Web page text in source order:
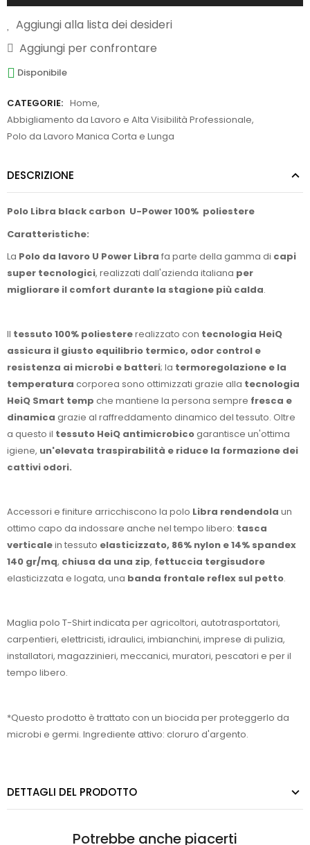
Aggiungi alla lista dei desideri
Aggiungi per confrontare
Disponibile
CATEGORIE: Home,
Abbigliamento da Lavoro e Alta Visibilità Professionale,
Polo da Lavoro Manica Corta e Lunga
DESCRIZIONE
Polo Libra black carbon U-Power 100% poliestere
Caratteristiche:
La Polo da lavoro U Power Libra fa parte della gamma di capi
super tecnologici, realizzati dall'azienda italiana per
migliorare il comfort durante la stagione più calda.
Il tessuto 100% poliestererealizzato con tecnologia HeiQ
assicura il giusto equilibrio termico, odor control e
resistenza ai microbi e batteri; la termoregolazione e la
temperatura corporea sono ottimizzati grazie alla tecnologia
HeiQ Smart temp che mantiene la persona sempre fresca e
dinamica grazie al raffreddamento dinamico del tessuto. Oltre
a questo il tessuto HeiQ antimicrobicogarantisce un'ottima
igiene, un'elevata traspirabilità e riduce la formazione dei
cattivi odori.
Accessori e finiture arricchiscono la polo Libra rendendola un
ottimo capo da indossare anche nel tempo libero: tasca
verticalein tessuto elasticizzato, 86% nylon e 14% spandex
140 gr/mq, chiusa da una zip, fettuccia tergisudore
elasticizzata e logata, una banda frontale reflex sul petto.
Maglia polo T-Shirt indicata per agricoltori, autotrasportatori,
carpentieri, elettricisti, idraulici, imbianchini, imprese di pulizia,
installatori, magazzinieri, meccanici, muratori, pescatori e per il
tempo libero.
*Questo prodotto è trattato con un biocida per proteggerlo da
microbi e germi. Ingrediente attivo: cloruro d'argento.
DETTAGLI DEL PRODOTTO
Potrebbe anche piacerti